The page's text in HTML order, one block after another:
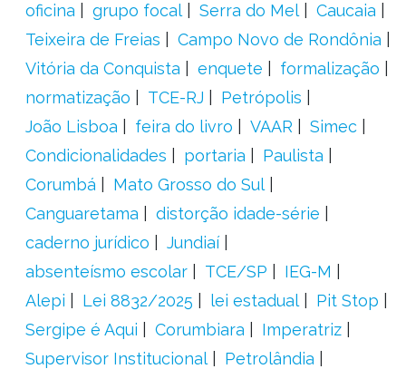
oficina
grupo focal Serra do Mel
Caucaia
Teixeira de Freias
Campo Novo de Rondônia
Vitória da Conquista
enquete
formalização
normatização
TCE-RJ
Petrópolis
João Lisboa
feira do livro VAAR
Simec
Condicionalidades
portaria
Paulista
Corumbá
Mato Grosso do Sul
Canguaretama
distorção idade-série
caderno jurídico
Jundiaí
absenteísmo escolar
TCE/SP
IEG-M
Alepi
Lei 8832/2025 lei estadual
Pit Stop
Sergipe é Aqui
Corumbiara
Imperatriz
Supervisor Institucional
Petrolândia